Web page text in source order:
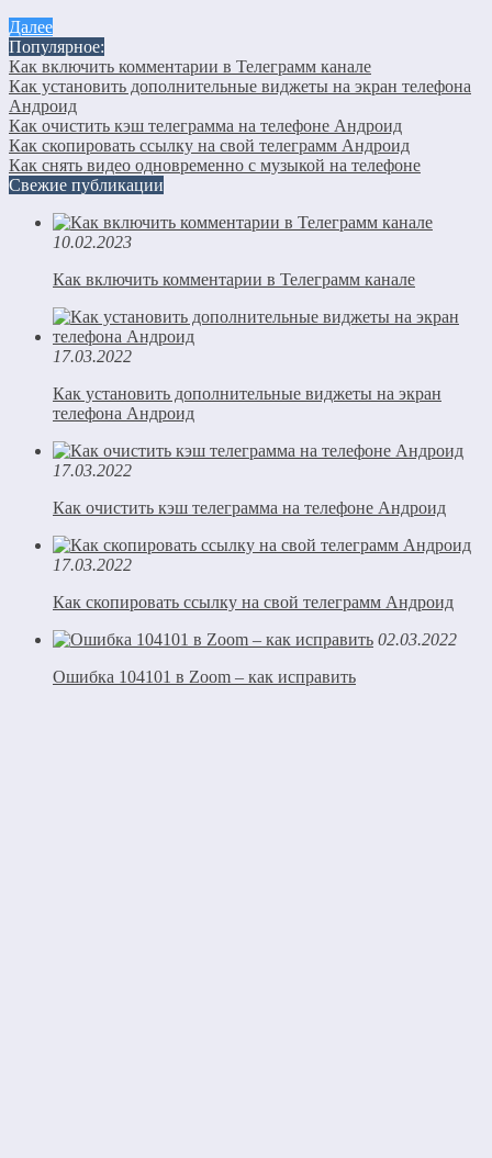
Далее
Популярное:
Как включить комментарии в Телеграмм канале
Как установить дополнительные виджеты на экран телефона
Андроид
Как очистить кэш телеграмма на телефоне Андроид
Как скопировать ссылку на свой телеграмм Андроид
Как снять видео одновременно с музыкой на телефоне
Свежие публикации
10.02.2023
Как включить комментарии в Телеграмм канале
17.03.2022
Как установить дополнительные виджеты на экран
телефона Андроид
17.03.2022
Как очистить кэш телеграмма на телефоне Андроид
17.03.2022
Как скопировать ссылку на свой телеграмм Андроид
02.03.2022
Ошибка 104101 в Zoom – как исправить